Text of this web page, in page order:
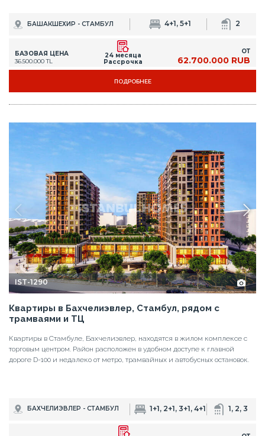
БАШАКШЕХИР - СТАМБУЛ 4+1, 5+1 2
БАЗОВАЯ ЦЕНА
36.500.000 TL
24 месяца
Рассрочка
ОТ
62.700.000 RUB
ПОДРОБНЕЕ
IST-1290
Квартиры в Бахчелиэвлер, Стамбул, рядом с
трамваями и ТЦ
Квартиры в Стамбуле, Бахчелиэвлер, находятся в жилом комплексе с
торговым центром. Район расположен в удобном доступе к главной
дороге D-100 и недалеко от метро, трамвайных и автобусных остановок.
БАХЧЕЛИЭВЛЕР - СТАМБУЛ 1+1, 2+1, 3+1, 4+1 1, 2, 3